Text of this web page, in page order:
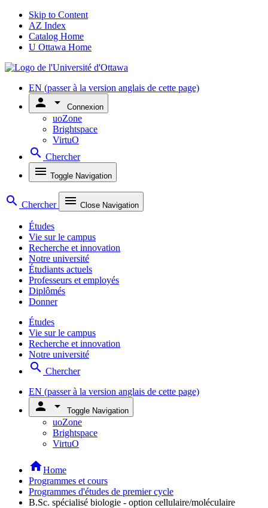
Skip to Content
AZ Index
Catalog Home
U Ottawa Home
EN (passer à la version anglais de cette page)
person arrow_drop_down Connexion
uoZone
Brightspace
VirtuO
search Chercher
menu Toggle Navigation
search Chercher menu Close Navigation
Études
Vie sur le campus
Recherche et innovation
Notre université
Étudiants actuels
Professeurs et employés
Diplômés
Donner
Études
Vie sur le campus
Recherche et innovation
Notre université
search Chercher
EN (passer à la version anglais de cette page)
person arrow_drop_down Toggle Navigation
uoZone
Brightspace
VirtuO
homeHome
Programmes et cours
Programmes d'études de premier cycle
B.Sc. spécialisé biologie - option cellulaire/moléculaire